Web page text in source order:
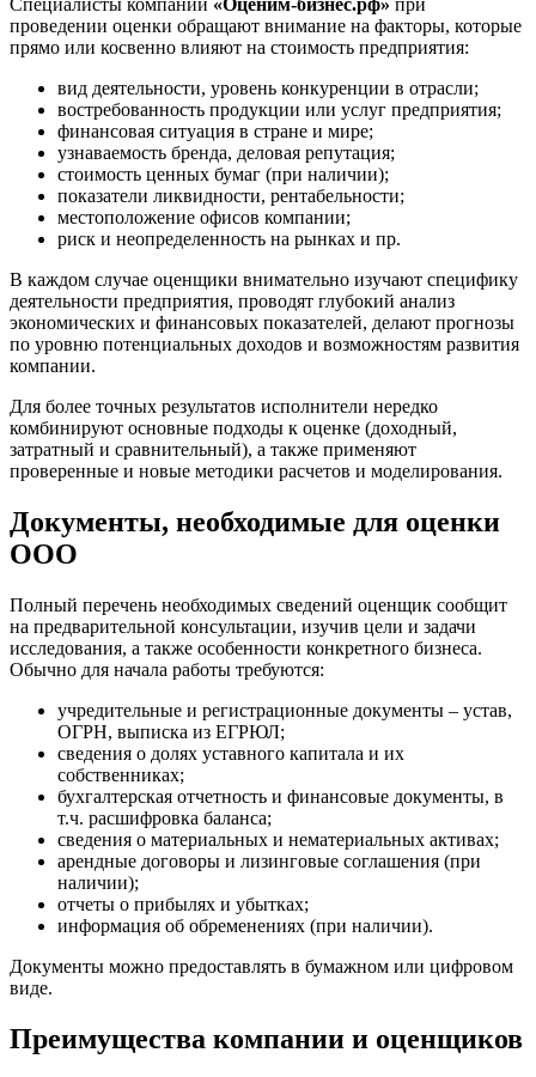
Специалисты компании «Оценим-бизнес.рф» при
проведении оценки обращают внимание на факторы, которые
прямо или косвенно влияют на стоимость предприятия:
вид деятельности, уровень конкуренции в отрасли;
востребованность продукции или услуг предприятия;
финансовая ситуация в стране и мире;
узнаваемость бренда, деловая репутация;
стоимость ценных бумаг (при наличии);
показатели ликвидности, рентабельности;
местоположение офисов компании;
риск и неопределенность на рынках и пр.
В каждом случае оценщики внимательно изучают специфику
деятельности предприятия, проводят глубокий анализ
экономических и финансовых показателей, делают прогнозы
по уровню потенциальных доходов и возможностям развития
компании.
Для более точных результатов исполнители нередко
комбинируют основные подходы к оценке (доходный,
затратный и сравнительный), а также применяют
проверенные и новые методики расчетов и моделирования.
Документы, необходимые для оценки
ООО
Полный перечень необходимых сведений оценщик сообщит
на предварительной консультации, изучив цели и задачи
исследования, а также особенности конкретного бизнеса.
Обычно для начала работы требуются:
учредительные и регистрационные документы – устав,
ОГРН, выписка из ЕГРЮЛ;
сведения о долях уставного капитала и их
собственниках;
бухгалтерская отчетность и финансовые документы, в
т.ч. расшифровка баланса;
сведения о материальных и нематериальных активах;
арендные договоры и лизинговые соглашения (при
наличии);
отчеты о прибылях и убытках;
информация об обременениях (при наличии).
Документы можно предоставлять в бумажном или цифровом
виде.
Преимущества компании и оценщиков
Вязьма
Вятские Поляны
Гатчина
Геленджик
Георгиевск
Глазов
Горно-Алтайск
Городец
Горячий Ключ
Грозный
Губаха
Губкин
Гуково
Гулькевичи
Гусев
Дедовск
Дербент
Дзержинск
Дзержинский
Димитровград
Долгопрудный
Домодедово
Дубна
Дюртюли
Евпатория
Егорьевск
Екатеринбург
Елабуга
Елец
Енисейск